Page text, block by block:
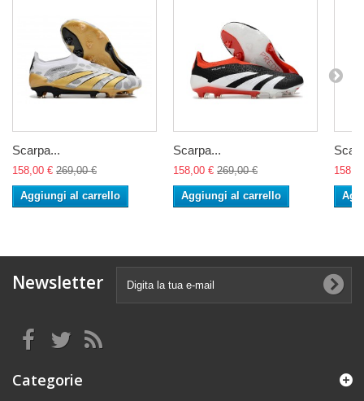
Scarpa...
158,00 € 269,00 €
Aggiungi al carrello
Scarpa...
158,00 € 269,00 €
Aggiungi al carrello
Newsletter
Categorie